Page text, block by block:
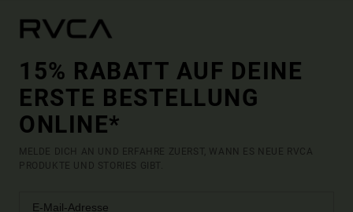
15% RABATT AUF DEINE
ERSTE BESTELLUNG
ONLINE*
MELDE DICH AN UND ERFAHRE ZUERST, WANN ES NEUE RVCA
PRODUKTE UND STORIES GIBT.